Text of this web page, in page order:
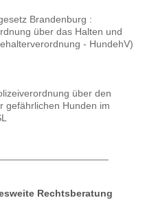
Brandenburg :
über das Halten und
- HundehV)
über den
gefährlichen Hunden im
Rechtsberatung